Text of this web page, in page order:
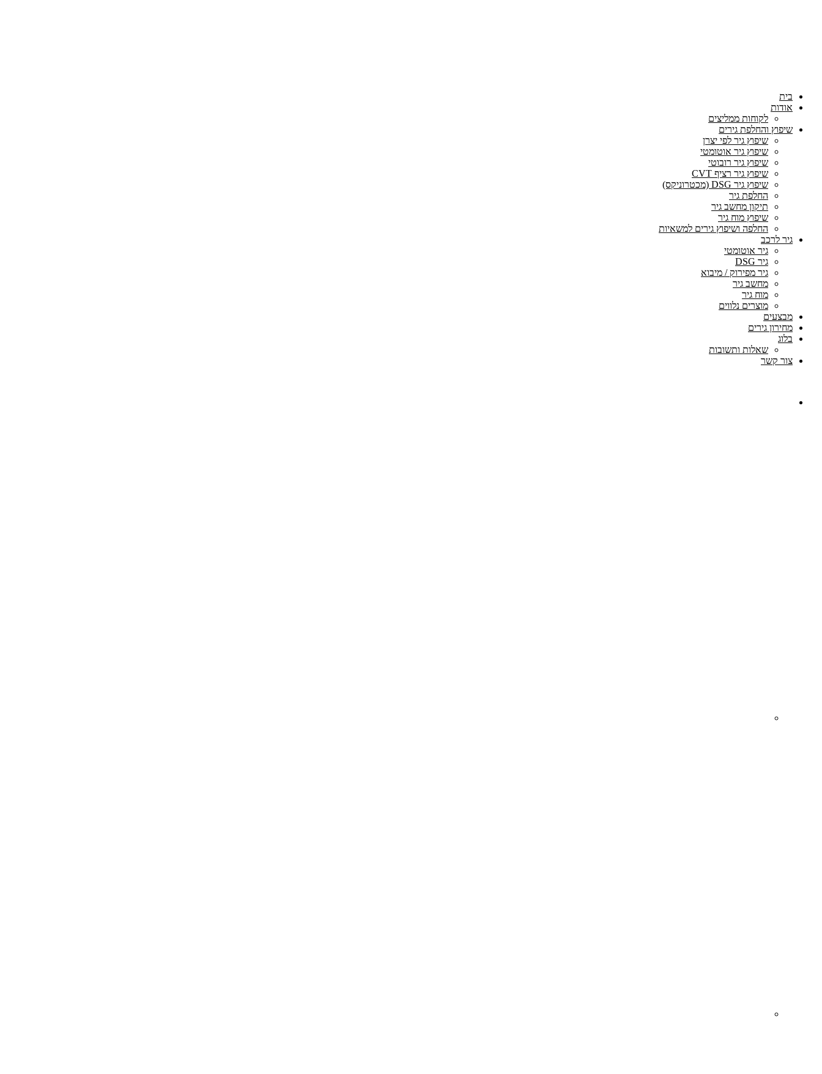
בית
אודות
לקוחות ממליצים
שיפוץ והחלפת גירים
שיפוץ גיר לפי יצרן
שיפוץ גיר אוטומטי
שיפוץ גיר רובוטי
שיפוץ גיר רציף CVT
שיפוץ גיר DSG (מכטרוניקס)
החלפת גיר
תיקון מחשב גיר
שיפוץ מוח גיר
החלפה ושיפוץ גירים למשאיות
גיר לרכב
גיר אוטומטי
גיר DSG
גיר מפירוק / מיבוא
מחשב גיר
מוח גיר
מוצרים נלווים
מבצעים
מחירון גירים
בלוג
שאלות ותשובות
צור קשר